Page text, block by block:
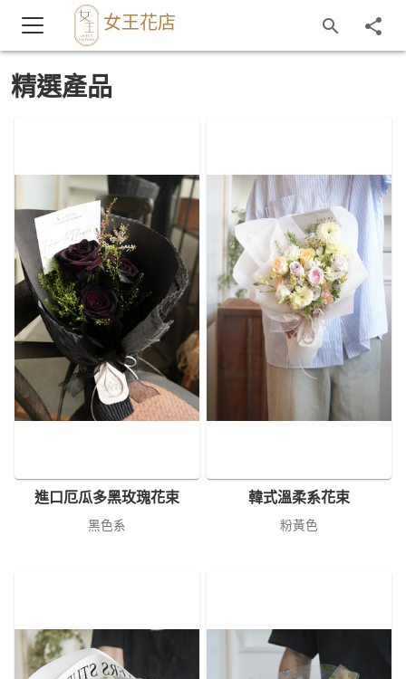
女王花店
精選產品
進口厄瓜多黑玫瑰花束
黑色系
韓式溫柔系花束
粉黃色